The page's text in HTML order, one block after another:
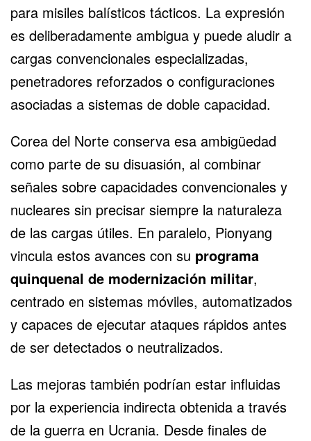
para misiles balísticos tácticos. La expresión
es deliberadamente ambigua y puede aludir a
cargas convencionales especializadas,
penetradores reforzados o configuraciones
asociadas a sistemas de doble capacidad.
Corea del Norte conserva esa ambigüedad
como parte de su disuasión, al combinar
señales sobre capacidades convencionales y
nucleares sin precisar siempre la naturaleza
de las cargas útiles. En paralelo, Pionyang
vincula estos avances con su programa
quinquenal de modernización militar,
centrado en sistemas móviles, automatizados
y capaces de ejecutar ataques rápidos antes
de ser detectados o neutralizados.
Las mejoras también podrían estar influidas
por la experiencia indirecta obtenida a través
de la guerra en Ucrania. Desde finales de